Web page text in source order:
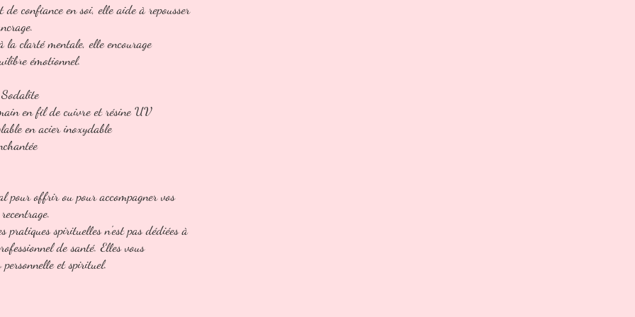
confiance en soi, elle aide à repousser
la clarté mentale, elle encourage
émotionnel.
en fil de cuivre et résine UV
en acier inoxydable
pour offrir ou pour accompagner vos
pratiques spirituelles n'est pas dédiées à
de santé. Elles vous
personnelle et spirituel.